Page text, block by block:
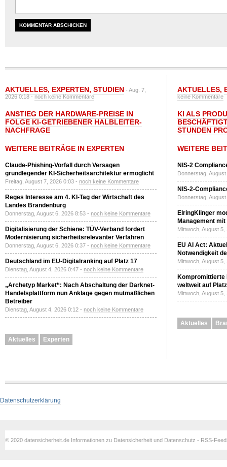
AKTUELLES, EXPERTEN, STUDIEN - Aug. 7,
2026 0:18 -noch keine Kommentare
ANSTIEG DER HARDWARE-PREISE IN
FOLGE KI-GETRIEBENER HALBLEITER-
NACHFRAGE
WEITERE BEITRÄGE IN EXPERTEN
Claude-Phishing-Vorfall durch Versagen
grundlegender KI-Sicherheitsarchitektur ermöglicht
Freitag, August 7, 2026 0:03 - noch keine Kommentare
Reges Interesse am 4. KI-Tag der Wirtschaft des
Landes Brandenburg
Donnerstag, August 6, 2026 8:53 - noch keine Kommentare
Digitalisierung der Schiene: TÜV-Verband fordert
Modernisierung sicherheitsrelevanter Verfahren
Donnerstag, August 6, 2026 0:37 - noch keine Kommentare
Deutschland im EU-Digitalranking auf Platz 17
Dienstag, August 4, 2026 0:47 - noch keine Kommentare
„Archetyp Market“: Nach Abschaltung der Darknet-
Handelsplattform nun Anklage gegen mutmaßlichen
Betreiber
Dienstag, August 4, 2026 0:12 - noch keine Kommentare
Aktuelles Experten
AKTUELLES,
keine Kommentare
KI ALS
STUNDEN
WEITERE
NIS-2
Donnerstag,
NIS-2-
Donnerstag,
ElringKlinger
Management
Mittwoch, August
EU AI Act:
Notwendigkeit
Mittwoch, August
Kompromittierte
weltweit auf
Mittwoch, August
Aktuelles
Datenschutzerklärung
© 2020 datensicherheit.de Informationen zu Datensicherheit und Datenschutz - RSS-